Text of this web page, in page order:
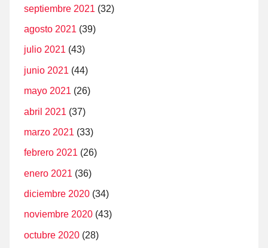
septiembre 2021 (32)
agosto 2021 (39)
julio 2021 (43)
junio 2021 (44)
mayo 2021 (26)
abril 2021 (37)
marzo 2021 (33)
febrero 2021 (26)
enero 2021 (36)
diciembre 2020 (34)
noviembre 2020 (43)
octubre 2020 (28)